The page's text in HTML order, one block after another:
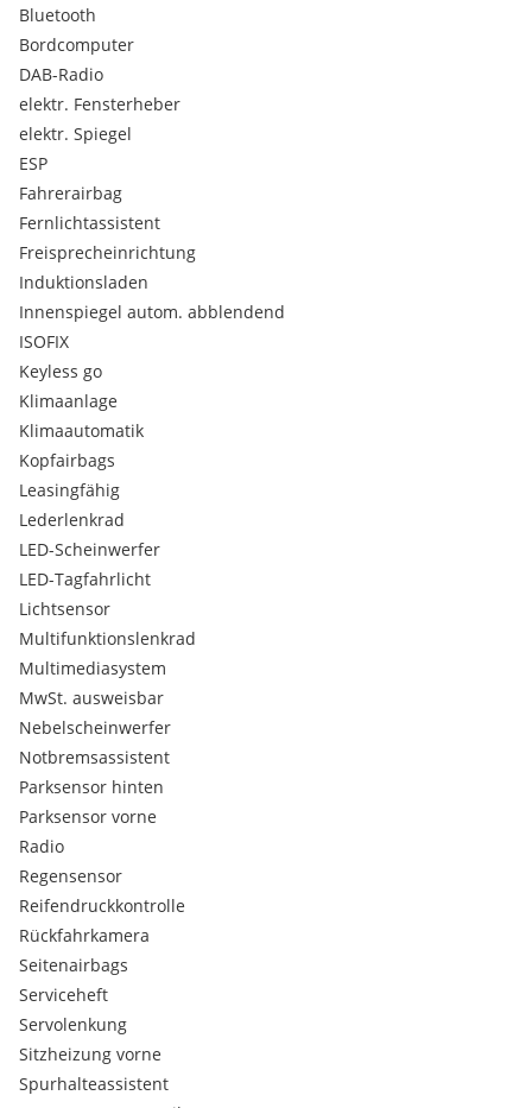
Bluetooth
Bordcomputer
DAB-Radio
elektr. Fensterheber
elektr. Spiegel
ESP
Fahrerairbag
Fernlichtassistent
Freisprecheinrichtung
Induktionsladen
Innenspiegel autom. abblendend
ISOFIX
Keyless go
Klimaanlage
Klimaautomatik
Kopfairbags
Leasingfähig
Lederlenkrad
LED-Scheinwerfer
LED-Tagfahrlicht
Lichtsensor
Multifunktionslenkrad
Multimediasystem
MwSt. ausweisbar
Nebelscheinwerfer
Notbremsassistent
Parksensor hinten
Parksensor vorne
Radio
Regensensor
Reifendruckkontrolle
Rückfahrkamera
Seitenairbags
Serviceheft
Servolenkung
Sitzheizung vorne
Spurhalteassistent